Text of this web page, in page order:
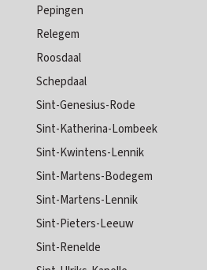
Pepingen
Relegem
Roosdaal
Schepdaal
Sint-Genesius-Rode
Sint-Katherina-Lombeek
Sint-Kwintens-Lennik
Sint-Martens-Bodegem
Sint-Martens-Lennik
Sint-Pieters-Leeuw
Sint-Renelde